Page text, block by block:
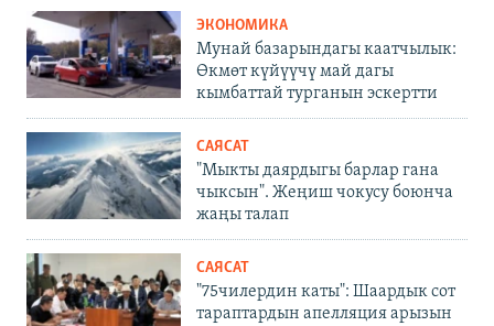
ЭКОНОМИКА
Мунай базарындагы каатчылык:
Өкмөт күйүүчү май дагы
кымбаттай турганын эскертти
САЯСАТ
"Мыкты даярдыгы барлар гана
чыксын". Жеңиш чокусу боюнча
жаңы талап
САЯСАТ
"75чилердин каты": Шаардык сот
тараптардын апелляция арызын